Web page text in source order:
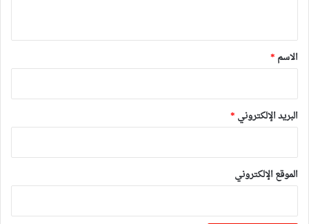
*
الاسم *
البريد الإلكتروني *
الموقع الإلكتروني